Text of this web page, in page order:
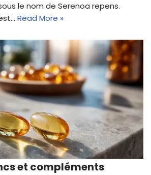
le nom de Serenoa repens.
Read More »
et compléments